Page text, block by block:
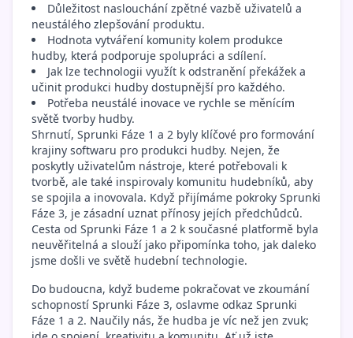
Důležitost naslouchání zpětné vazbě uživatelů a
neustálého zlepšování produktu.
Hodnota vytváření komunity kolem produkce
hudby, která podporuje spolupráci a sdílení.
Jak lze technologii využít k odstranění překážek a
učinit produkci hudby dostupnější pro každého.
Potřeba neustálé inovace ve rychle se měnícím
světě tvorby hudby.
Shrnutí, Sprunki Fáze 1 a 2 byly klíčové pro formování
krajiny softwaru pro produkci hudby. Nejen, že
poskytly uživatelům nástroje, které potřebovali k
tvorbě, ale také inspirovaly komunitu hudebníků, aby
se spojila a inovovala. Když přijímáme pokroky Sprunki
Fáze 3, je zásadní uznat přínosy jejích předchůdců.
Cesta od Sprunki Fáze 1 a 2 k současné platformě byla
neuvěřitelná a slouží jako připomínka toho, jak daleko
jsme došli ve světě hudební technologie.
Do budoucna, když budeme pokračovat ve zkoumání
schopností Sprunki Fáze 3, oslavme odkaz Sprunki
Fáze 1 a 2. Naučily nás, že hudba je víc než jen zvuk;